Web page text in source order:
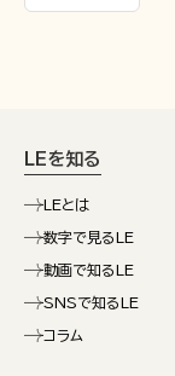
LEを知る
LEとは
数字で見るLE
動画で知るLE
SNSで知るLE
コラム